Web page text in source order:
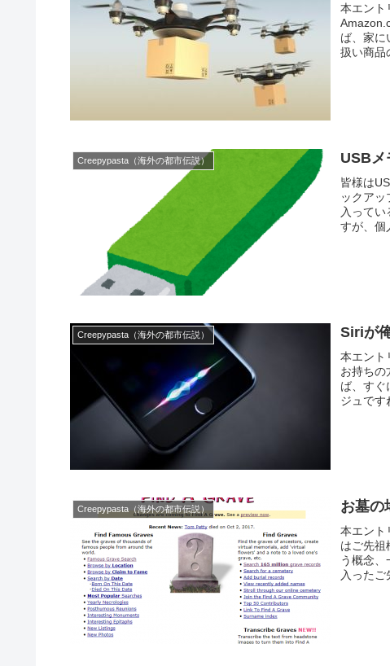
本エント
ば、家に
扱い商品
Creepypasta（海外の都市伝説） USBメ
皆様は
ックア
入って
すが、個
Creepypasta（海外の都市伝説） Siriが
本エント
お持ちの
ば、すぐ
ジュです
Creepypasta（海外の都市伝説） お墓の
本エント
はご先祖
う概念
入った